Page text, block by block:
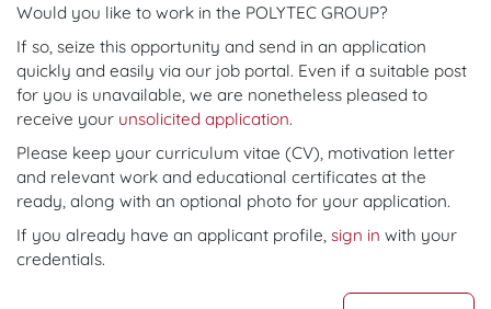
Would you like to work in the POLYTEC GROUP?
If so, seize this opportunity and send in an application
quickly and easily via our job portal. Even if a suitable post
for you is unavailable, we are nonetheless pleased to
receive your unsolicited application.
Please keep your curriculum vitae (CV), motivation letter
and relevant work and educational certificates at the
ready, along with an optional photo for your application.
If you already have an applicant profile, ​​​​​ sign in with your
credentials.